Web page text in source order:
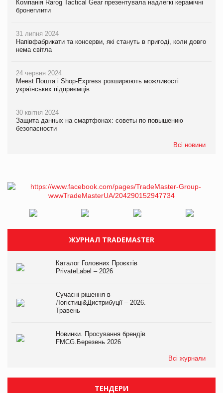
Компанія Rarog Tactical Gear презентувала надлегкі керамічні
бронеплити
31 липня 2024
Напівфабрикати та консерви, які стануть в пригоді, коли довго
нема світла
24 червня 2024
Meest Пошта і Shop-Express розширюють можливості
українських підприємців
30 квітня 2024
Защита данных на смартфонах: советы по повышению
безопасности
Всі новини
ЖУРНАЛ TRADEMASTER
Каталог Головних Проєктів
PrivateLabel – 2026
Сучасні рішення в
Логістиці&Дистрибуції – 2026.
Травень
Новинки. Просування брендів
FMCG.Березень 2026
Всі журнали
ТЕНДЕРИ